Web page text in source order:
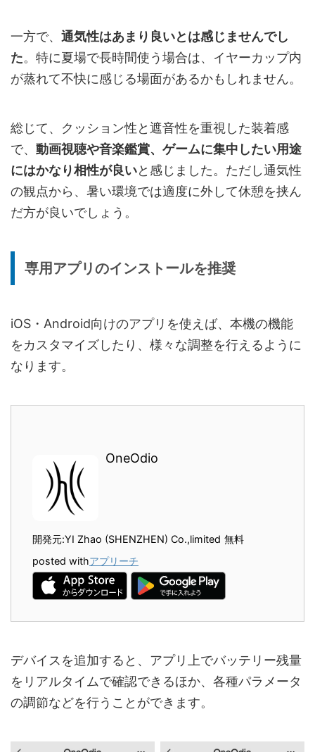
一方で、 通気性はあまり良いとは感じませんでし
た。特に夏場で長時間使う場合は、イヤーカップ内
が蒸れて不快に感じる場面があるかもしれません。
総じて、クッション性と遮音性を重視した装着感
で、 動画視聴や音楽鑑賞、ゲームに集中したい用途
にはかなり相性が良いと感じました。ただし通気性
の観点から、暑い環境では適度に外して休憩を挟ん
だ方が良いでしょう。
専用アプリのインストールを推奨
iOS・Android向けのアプリを使えば、本機の機能
をカスタマイズしたり、様々な調整を行えるように
なります。
OneOdio
開発元:YI Zhao (SHENZHEN) Co.,limited 無料
posted withアプリーチ
デバイスを追加すると、アプリ上でバッテリー残量
をリアルタイムで確認できるほか、各種パラメータ
の調節などを行うことができます。